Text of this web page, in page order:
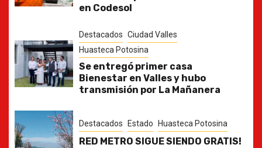
en Codesol
Destacados Ciudad Valles
Huasteca Potosina
Se entregó primer casa
Bienestar en Valles y hubo
transmisión por La Mañanera
Destacados Estado Huasteca Potosina
RED METRO SIGUE SIENDO GRATIS!